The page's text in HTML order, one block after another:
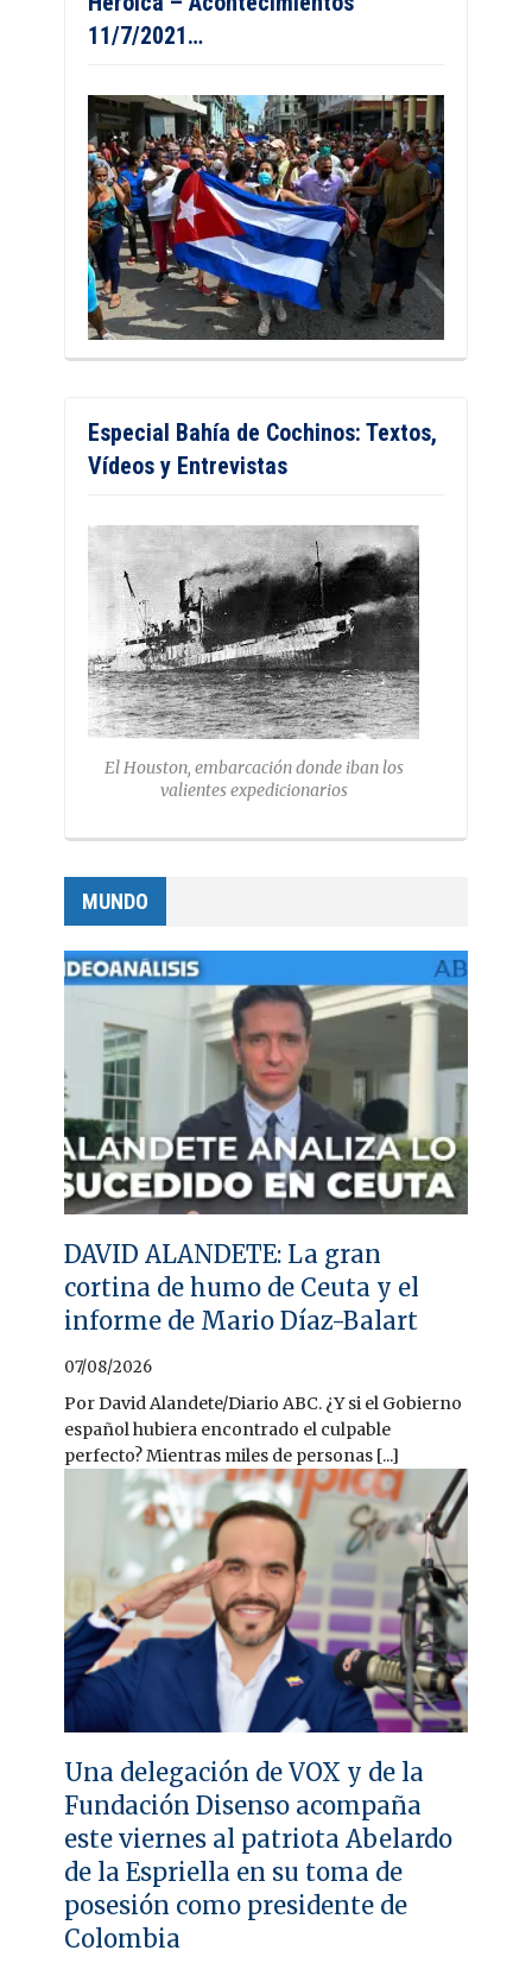
11/7/2021…
Especial Bahía de Cochinos: Textos,
Vídeos y Entrevistas
El Houston, embarcación donde iban los
valientes expedicionarios
MUNDO
DAVID ALANDETE: La gran
cortina de humo de Ceuta y el
informe de Mario Díaz-Balart
07/08/2026
Por David Alandete/Diario ABC. ¿Y si el Gobierno
español hubiera encontrado el culpable
perfecto? Mientras miles de personas [...]
Una delegación de VOX y de la
Fundación Disenso acompaña
este viernes al patriota Abelardo
de la Espriella en su toma de
posesión como presidente de
Colombia